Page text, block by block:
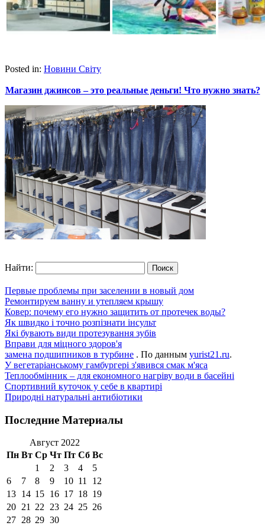
Posted in: Новини Світу
Магазин джинсов – это реальные деньги! Что нужно знать?
Найти:
Первые проблемы при заселении в новый дом
Ремонтируем ванну и утепляем крышу
Ковер: почему его нужно защитить от протечек воды?
Як швидко і точно розпізнати інсульт
Які бувають види протезування зубів
Вправи для міцного здоров'я
замена подшипников в турбине . По данным yurist21.ru.
У вегетаріанському гамбургері з'явився смак м'яса
Теплообмінник – для економного нагріву води в басейні
Спортивний куточок у себе в квартирі
Природні натуральні антибіотики
Последние Материалы
Август 2022
Пн Вт Ср Чт Пт Сб Вс
1
2 3 4
5
6
7 8 9 10 11
12
13 14 15 16 17 18 19
20 21 22 23 24 25 26
27 28 29 30